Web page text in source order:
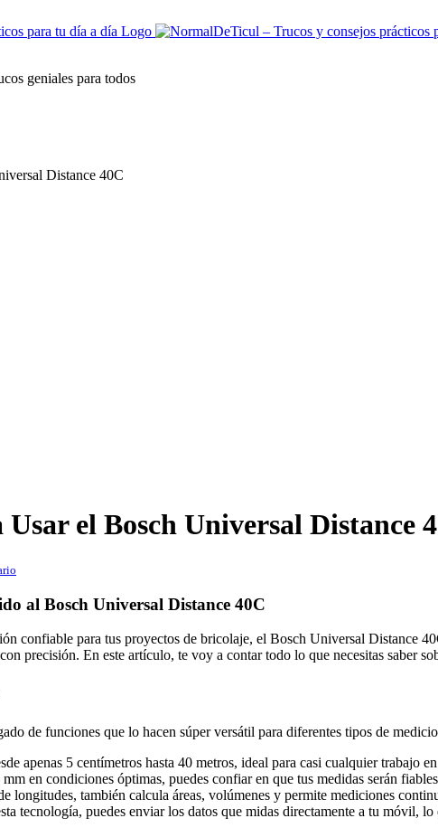
geniales para todos
Distance 40C
el Bosch Universal Distance
al Bosch Universal Distance 40C
confiable para tus proyectos de bricolaje, el Bosch Universal Distance
precisión. En este artículo, te voy a contar todo lo que necesitas saber
de funciones que lo hacen súper versátil para diferentes tipos de
apenas 5 centímetros hasta 40 metros, ideal para casi cualquier trabajo
en condiciones óptimas, puedes confiar en que tus medidas serán
longitudes, también calcula áreas, volúmenes y permite mediciones
tecnología, puedes enviar los datos que midas directamente a tu móvil,